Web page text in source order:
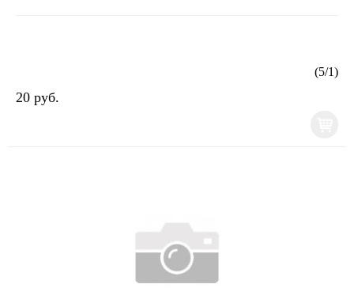
(5/1)
20 руб.